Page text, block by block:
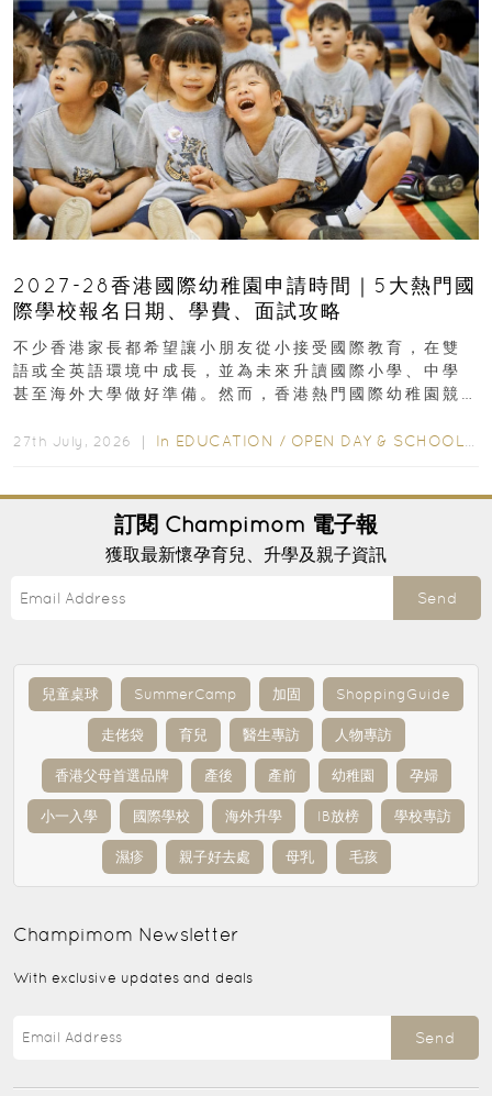
2027-28香港國際幼稚園申請時間｜5大熱門國
際學校報名日期、學費、面試攻略
不少香港家長都希望讓小朋友從小接受國際教育，在雙
語或全英語環境中成長，並為未來升讀國際小學、中學
甚至海外大學做好準備。然而，香港熱門國際幼稚園競
27th July, 2026 ｜ In EDUCATION / OPEN DAY & SCHOOL EVENTS
訂閱 Champimom 電子報
獲取最新懷孕育兒、升學及親子資訊
Send
兒童桌球 SummerCamp 加固 ShoppingGuide
走佬袋 育兒 醫生專訪 人物專訪
香港父母首選品牌 產後 產前 幼稚園 孕婦
小一入學 國際學校 海外升學 IB放榜 學校專訪
濕疹 親子好去處 母乳 毛孩
Champimom Newsletter
With exclusive updates and deals
Send